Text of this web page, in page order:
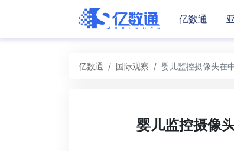
亿数通
亿数通 国际观察 婴儿监控摄像头在
婴儿监控摄像